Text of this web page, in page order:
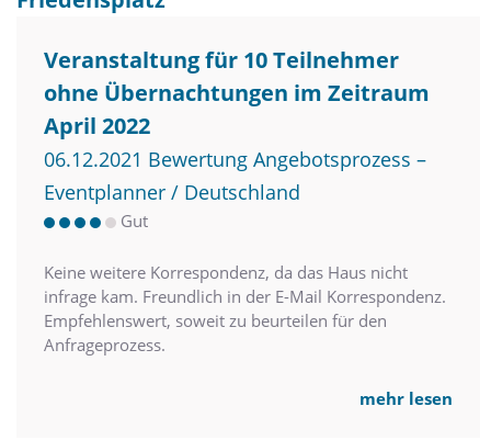
Veranstaltung für 10 Teilnehmer
ohne Übernachtungen im Zeitraum
April 2022
06.12.2021 Bewertung Angebotsprozess –
Eventplanner / Deutschland
Gut
Keine weitere Korrespondenz, da das Haus nicht
infrage kam. Freundlich in der E-Mail Korrespondenz.
Empfehlenswert, soweit zu beurteilen für den
Anfrageprozess.
mehr lesen